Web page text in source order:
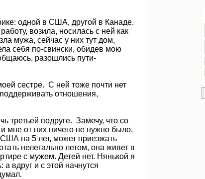
одной в США, другой в Канаде.
возила, носилась с ней как
мужа, сейчас у них тут дом,
себя по-свински, обидев мою
разошлись пути-
сестре. С ней тоже почти нет
отношения,
третьей подруге. Замечу, что со
мне от них ничего не нужно было,
на 5 лет, может приезжать
нелегально летом, она живет в
с мужем. Детей нет. Нянькой я
вдруг и с этой начнутся